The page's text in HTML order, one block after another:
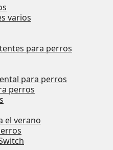
varios
para perros
para perros
perros
el verano